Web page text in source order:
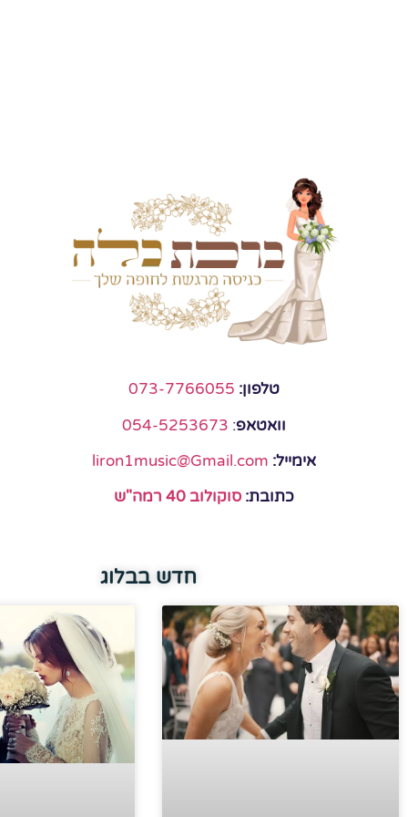
טלפון: 073-7766055
וואטאפ:
054-5253673
אימייל: liron1music@Gmail.com
כתובת: סוקולוב 40 רמה"ש
חדש בבלוג